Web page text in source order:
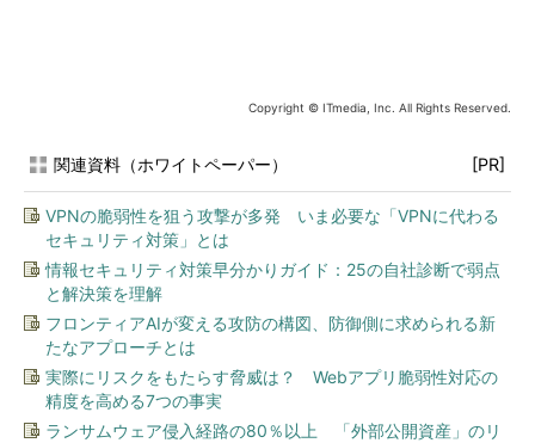
Copyright © ITmedia, Inc. All Rights Reserved.
関連資料（ホワイトペーパー） [PR]
VPNの脆弱性を狙う攻撃が多発 いま必要な「VPNに代わる
セキュリティ対策」とは
情報セキュリティ対策早分かりガイド：25の自社診断で弱点
と解決策を理解
フロンティアAIが変える攻防の構図、防御側に求められる新
たなアプローチとは
実際にリスクをもたらす脅威は？ Webアプリ脆弱性対応の
精度を高める7つの事実
ランサムウェア侵入経路の80％以上 「外部公開資産」のリ